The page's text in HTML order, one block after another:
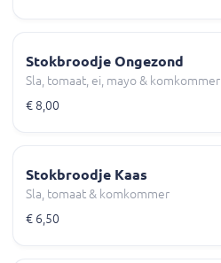
Stokbroodje Ongezond
Sla, tomaat, ei, mayo & komkommer
€ 8,00
Stokbroodje Kaas
Sla, tomaat & komkommer
€ 6,50